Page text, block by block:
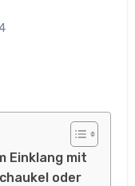
Einklang mit
oder